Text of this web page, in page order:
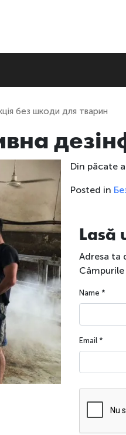
без шкоди для тварин
Din păcate
Posted in
Lasă
Adresa ta
Name *
Email *